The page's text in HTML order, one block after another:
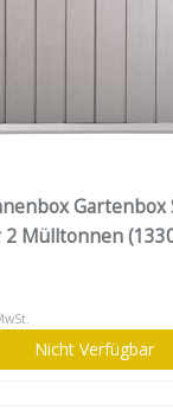
Gartenbox
Mülltonnen
Nicht Verfügbar